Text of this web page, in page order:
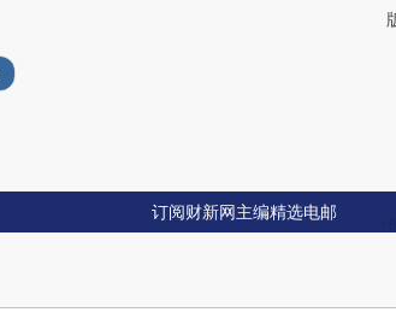
订阅财新网主编精选电邮